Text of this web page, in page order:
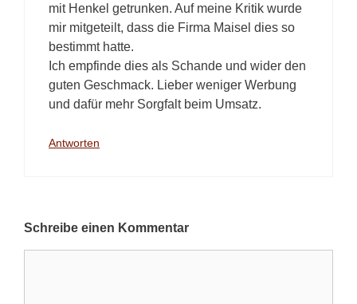
mit Henkel getrunken. Auf meine Kritik wurde
mir mitgeteilt, dass die Firma Maisel dies so
bestimmt hatte.
Ich empfinde dies als Schande und wider den
guten Geschmack. Lieber weniger Werbung
und dafür mehr Sorgfalt beim Umsatz.
Antworten
Schreibe einen Kommentar